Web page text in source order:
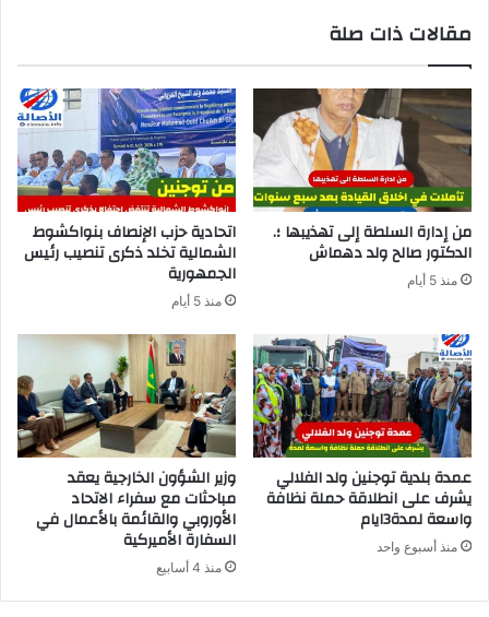
مقالات ذات صلة
من إدارة السلطة إلى تهذيبها ؛.
الدكتور صالح ولد دهماش
منذ 5 أيام
اتحادية حزب الإنصاف بنواكشوط
الشمالية تخلد ذكرى تنصيب رئيس
الجمهورية
منذ 5 أيام
عمدة بلدية توجنين ولد الفلالي
يشرف على انطلاقة حملة نظافة
واسعة لمدة3ايام
منذ أسبوع واحد
وزير الشؤون الخارجية يعقد
مباحثات مع سفراء الاتحاد
الأوروبي والقائمة بالأعمال في
السفارة الأميركية
منذ 4 أسابيع